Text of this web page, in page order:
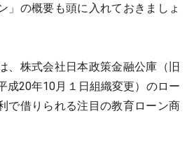
」の概要も頭に入れておきましょ
、株式会社日本政策金融公庫（旧
成20年10月１日組織変更）のロー
で借りられる注目の教育ローン商